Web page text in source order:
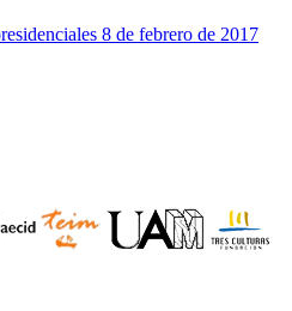
8 de febrero de 2017